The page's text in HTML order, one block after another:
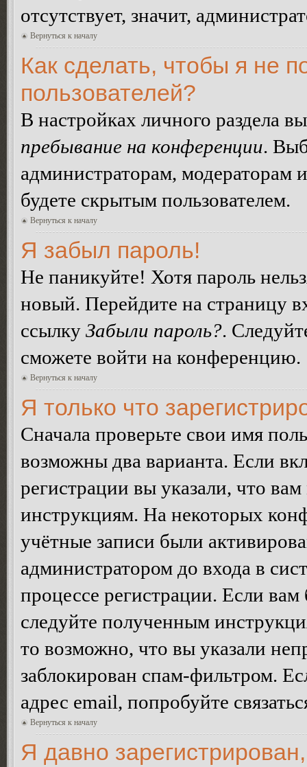
отсутствует, значит,
Вернуться к началу
Как сделать, чтобы я не
пользователей?
В настройках личного раздела
пребывание на конференции.
администраторам, модераторам
будете скрытым пользователем.
Вернуться к началу
Я забыл пароль!
Не паникуйте! Хотя пароль
новый. Перейдите на страницу
ссылку Забыли пароль?.
сможете войти на конференцию.
Вернуться к началу
Я только что
Сначала проверьте свои имя
возможны два варианта. Если
регистрации вы указали, что
инструкциям. На некоторых
учётные записи были
администратором до входа в
процессе регистрации. Если
следуйте полученным
то возможно, что вы указали
заблокирован спам-фильтром.
адрес email, попробуйте
Вернуться к началу
Я давно